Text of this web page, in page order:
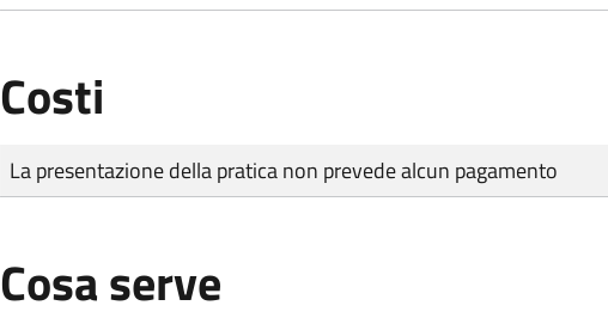
Costi
Tipo di pagamento
Importo
La presentazione della pratica non prevede alcun pagamento
Cosa serve